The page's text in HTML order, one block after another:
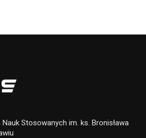
Stosowanych im. ks. Bronisława